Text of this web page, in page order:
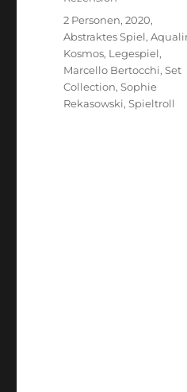
Schlagwörter
2 Personen,2020,
Abstraktes Spiel,
Kosmos, Legespiel,
Marcello Bertocchi,Set
Collection,Sophie
Rekasowski,Spieltroll